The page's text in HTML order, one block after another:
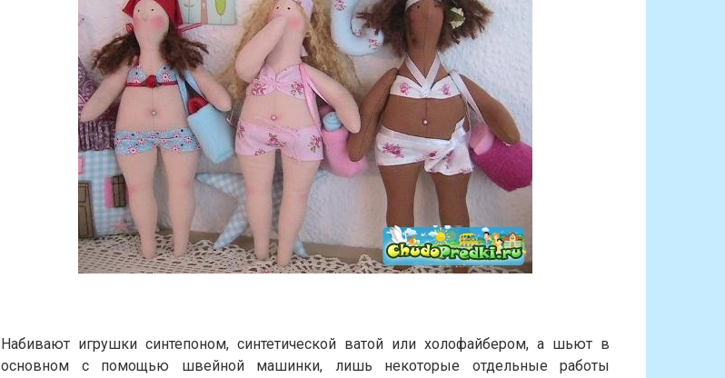
Набивают игрушки синтепоном, синтетической ватой или холофайбером, а шьют в
основном с помощью швейной машинки, лишь некоторые отдельные работы